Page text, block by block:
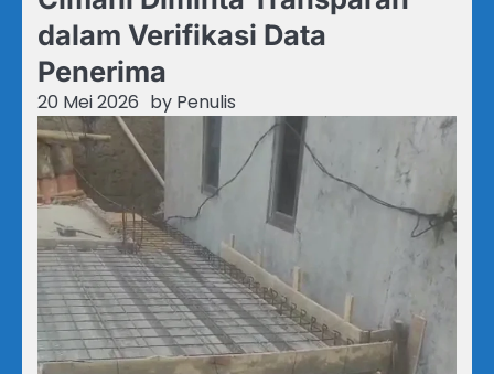
dalam Verifikasi Data
Penerima
20 Mei 2026 by Penulis